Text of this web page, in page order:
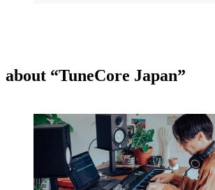
about “TuneCore Japan”